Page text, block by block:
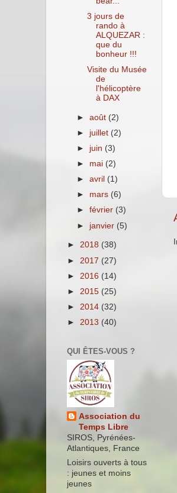
3 jours de
rando à
ALQUEZAR :
que du
bonheur !!!
Visite du Musée
de
l'hélicoptère
à DAX
►août (2)
► juillet (2)
► juin (3)
► mai (2)
►avril (1)
► mars (6)
►février (3)
► janvier (5)
► 2018 (38)
► 2017 (27)
► 2016 (14)
► 2015 (25)
► 2014 (32)
► 2013 (40)
QUI ÊTES-VOUS ?
Association du
Temps Libre
SIROS, Pyrénées-
Atlantiques, France
Loisirs ouverts à tous
: jeunes et moins
jeunes